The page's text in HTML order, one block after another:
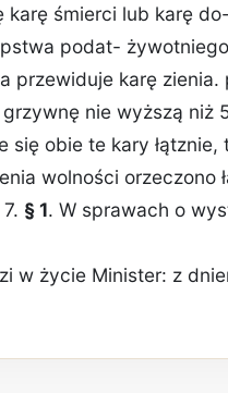
karę śmierci lub karę do-
podat-
przewiduje karę zienia.
nie wyższą niż
się obie te kary
wolności orzeczono
§ 1. W sprawach o
w życie Minister: z